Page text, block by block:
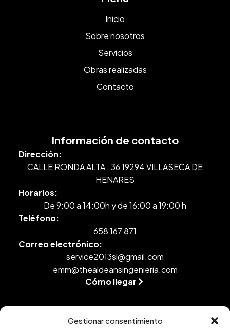
Gestionar consentimiento
Inicio
Sobre nosotros
Servicios
Obras realizadas
Contacto
Información de contacto
Dirección:
CALLE RONDA ALTA . 36 19294 VILLASECA DE
HENARES
Horarios:
De 9:00 a 14:00h y de 16:00 a 19:00 h
Teléfono:
658 167 871
Correo electrónico:
service2013sl@gmail.com
emm@thealdeansingenieria.com
Cómo llegar